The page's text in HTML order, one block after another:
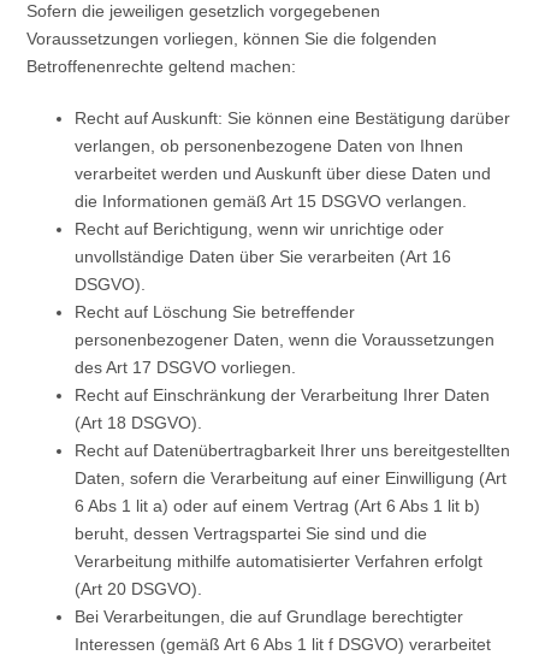
Sofern die jeweiligen gesetzlich vorgegebenen
Voraussetzungen vorliegen, können Sie die folgenden
Betroffenenrechte geltend machen:
Recht auf Auskunft: Sie können eine Bestätigung darüber
verlangen, ob personenbezogene Daten von Ihnen
verarbeitet werden und Auskunft über diese Daten und
die Informationen gemäß Art 15 DSGVO verlangen.
Recht auf Berichtigung, wenn wir unrichtige oder
unvollständige Daten über Sie verarbeiten (Art 16
DSGVO).
Recht auf Löschung Sie betreffender
personenbezogener Daten, wenn die Voraussetzungen
des Art 17 DSGVO vorliegen.
Recht auf Einschränkung der Verarbeitung Ihrer Daten
(Art 18 DSGVO).
Recht auf Datenübertragbarkeit Ihrer uns bereitgestellten
Daten, sofern die Verarbeitung auf einer Einwilligung (Art
6 Abs 1 lit a) oder auf einem Vertrag (Art 6 Abs 1 lit b)
beruht, dessen Vertragspartei Sie sind und die
Verarbeitung mithilfe automatisierter Verfahren erfolgt
(Art 20 DSGVO).
Bei Verarbeitungen, die auf Grundlage berechtigter
Interessen (gemäß Art 6 Abs 1 lit f DSGVO) verarbeitet